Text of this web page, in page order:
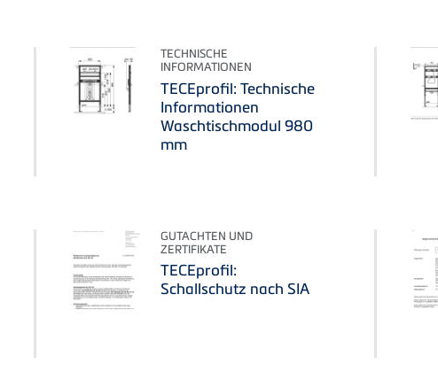
TECHNISCHE
INFORMATIONEN
TECEprofil: Technische
Informationen
Waschtischmodul 980
mm
GUTACHTEN UND
ZERTIFIKATE
TECEprofil:
Schallschutz nach SIA